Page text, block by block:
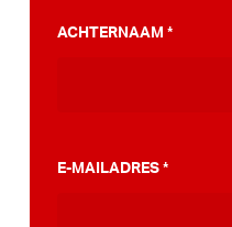
ACHTERNAAM *
E-MAILADRES *